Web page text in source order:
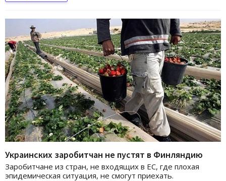
Украинских заробитчан не пустят в Финляндию
Заробитчане из стран, не входящих в ЕС, где плохая
эпидемическая ситуация, не смогут приехать.